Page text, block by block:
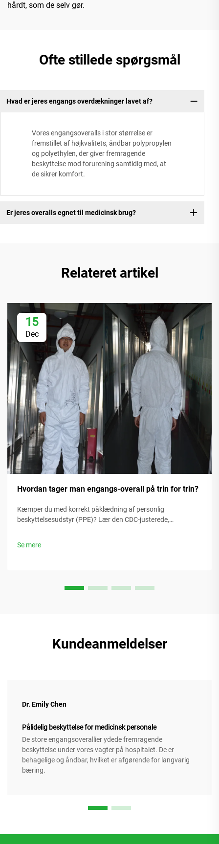
hårdt, som de selv gør.
Ofte stillede spørgsmål
Hvad er jeres engangs overdækninger lavet af?
Vores engangsoveralls i stor størrelse er
fremstillet af højkvalitets, åndbar polypropylen
og polyethylen, der giver fremragende
beskyttelse mod forurening samtidig med, at
de sikrer komfort.
Er jeres overalls egnet til medicinsk brug?
Relateret artikel
15
Dec
Hvordan tager man engangs-overall på trin for trin?
Kæmper du med korrekt påklædning af personlig
beskyttelsesudstyr (PPE)? Lær den CDC-justerede,
Se mere
Kundeanmeldelser
Dr. Emily Chen
Pålidelig beskyttelse for medicinsk personale
De store engangsoverallier ydede fremragende
beskyttelse under vores vagter på hospitalet. De er
behagelige og åndbar, hvilket er afgørende for langvarig
bæring.